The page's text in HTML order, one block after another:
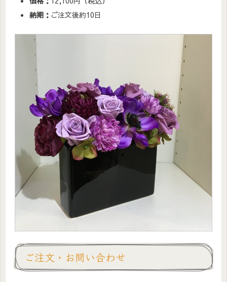
納期： ご注文後約10日
ご注文・お問い合わせ